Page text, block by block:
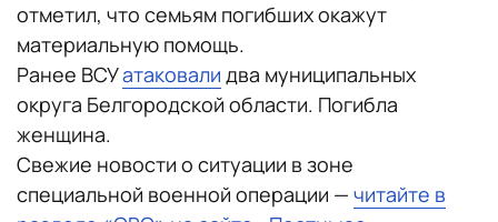
отметил, что семьям погибших окажут
материальную помощь.
Ранее ВСУатаковали два муниципальных
округа Белгородской области. Погибла
женщина.
Свежие новости о ситуации в зоне
специальной военной операции — читайте в